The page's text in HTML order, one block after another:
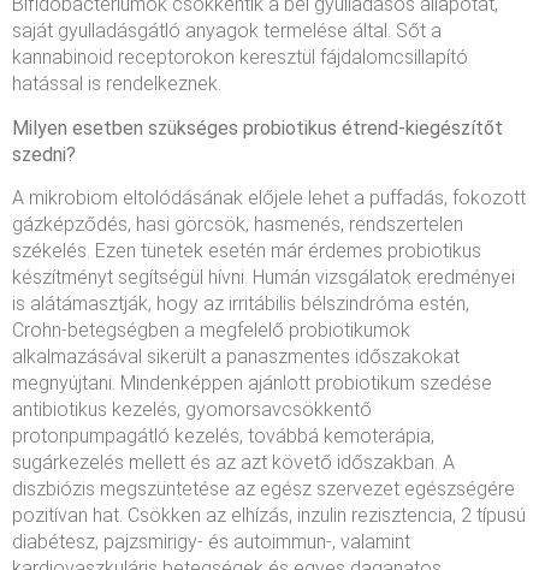
saját gyulladásgátló anyagok termelése által. Sőt a
kannabinoid receptorokon keresztül fájdalomcsillapító
hatással is rendelkeznek.
Milyen esetben szükséges probiotikus étrend-kiegészítőt
szedni?
A mikrobiom eltolódásának előjele lehet a puffadás, fokozott
gázképződés, hasi görcsök, hasmenés, rendszertelen
székelés. Ezen tünetek esetén már érdemes probiotikus
készítményt segítségül hívni. Humán vizsgálatok eredményei
is alátámasztják, hogy az irritábilis bélszindróma estén,
Crohn-betegségben a megfelelő probiotikumok
alkalmazásával sikerült a panaszmentes időszakokat
megnyújtani. Mindenképpen ajánlott probiotikum szedése
antibiotikus kezelés, gyomorsavcsökkentő
protonpumpagátló kezelés, továbbá kemoterápia,
sugárkezelés mellett és az azt követő időszakban. A
diszbiózis megszüntetése az egész szervezet egészségére
pozitívan hat. Csökken az elhízás, inzulin rezisztencia, 2 típusú
diabétesz, pajzsmirigy- és autoimmun-, valamint